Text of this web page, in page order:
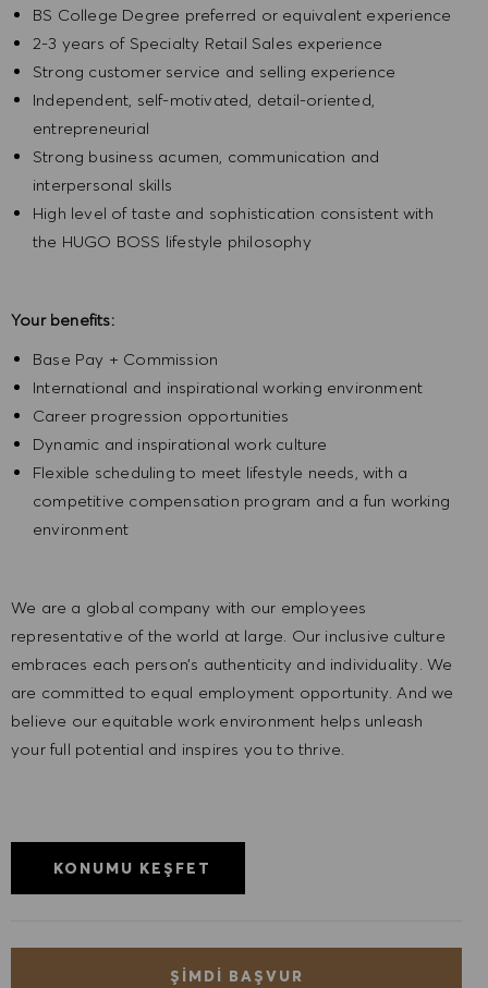
BS College Degree preferred or equivalent experience
2-3 years of Specialty Retail Sales experience
Strong customer service and selling experience
Independent, self-motivated, detail-oriented,
entrepreneurial
Strong business acumen, communication and
interpersonal skills
High level of taste and sophistication consistent with
the HUGO BOSS lifestyle philosophy
Your benefits:
Base Pay + Commission
International and inspirational working environment
Career progression opportunities
Dynamic and inspirational work culture
Flexible scheduling to meet lifestyle needs, with a
competitive compensation program and a fun working
environment
We are a global company with our employees
representative of the world at large. Our inclusive culture
embraces each person’s authenticity and individuality. We
are committed to equal employment opportunity. And we
believe our equitable work environment helps unleash
your full potential and inspires you to thrive.
KONUMU KEŞFET
ŞIMDI BAŞVUR